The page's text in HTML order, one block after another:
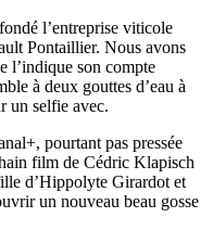
l’entreprise viticole
Pontaillier. Nous avons
l’indique son compte
à deux gouttes d’eau à
un selfie avec.
pourtant pas pressée
film de Cédric Klapisch
d’Hippolyte Girardot et
un nouveau beau gosse